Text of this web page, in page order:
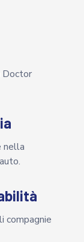
Doctor
nella
compagnie